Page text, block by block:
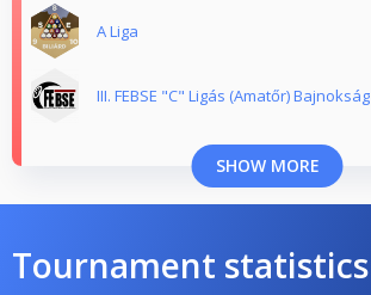
A Liga
III. FEBSE "C" Ligás (Amatőr) Bajnokság
SHOW MORE
Tournament statistics